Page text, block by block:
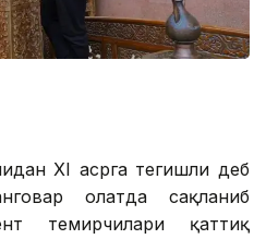
XI асрга тегишли деб
ҳолатда сақланиб
темирчилари қаттиқ